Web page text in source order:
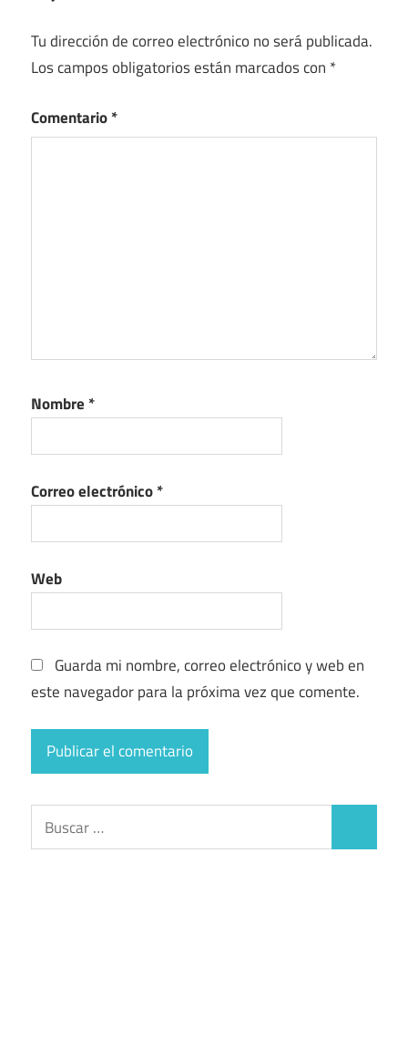
Tu dirección de correo electrónico no será publicada.
Los campos obligatorios están marcados con *
Comentario*
Nombre *
Correo electrónico*
Web
Guarda mi nombre, correo electrónico y web en
este navegador para la próxima vez que comente.
Buscar: